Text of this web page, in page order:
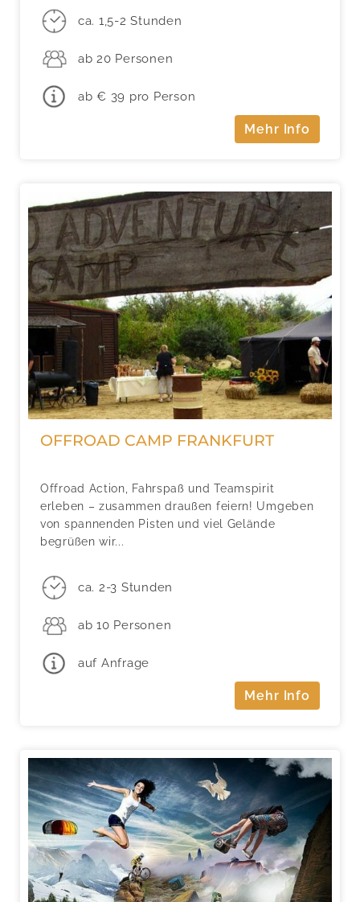
ca. 1,5-2 Stunden
ab 20 Personen
ab € 39 pro Person
Mehr Info
OFFROAD CAMP FRANKFURT
Offroad Action, Fahrspaß und Teamspirit
erleben – zusammen draußen feiern! Umgeben
von spannenden Pisten und viel Gelände
begrüßen wir...
ca. 2-3 Stunden
ab 10 Personen
auf Anfrage
Mehr Info